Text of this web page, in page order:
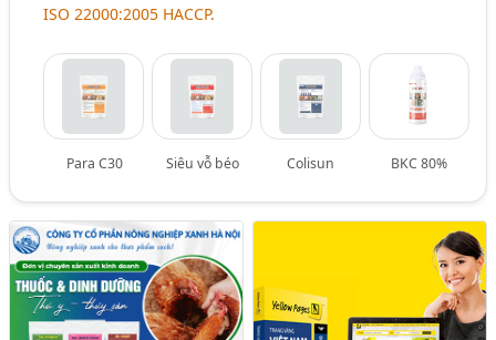
ISO 22000:2005 HACCP.
Para C30 Siêu vỗ béo Colisun BKC 80%